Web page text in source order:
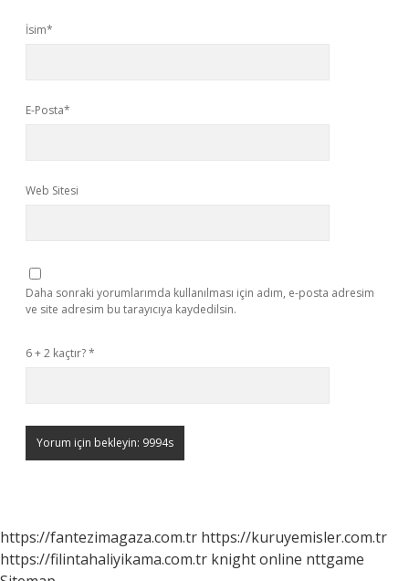
İsim*
E-Posta*
Web Sitesi
Daha sonraki yorumlarımda kullanılması için adım, e-posta adresim
ve site adresim bu tarayıcıya kaydedilsin.
6 + 2 kaçtır?*
https://fantezimagaza.com.tr https://kuruyemisler.com.tr
https://filintahaliyikama.com.tr knight online nttgame